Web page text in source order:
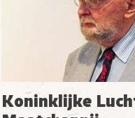
Koninklijke